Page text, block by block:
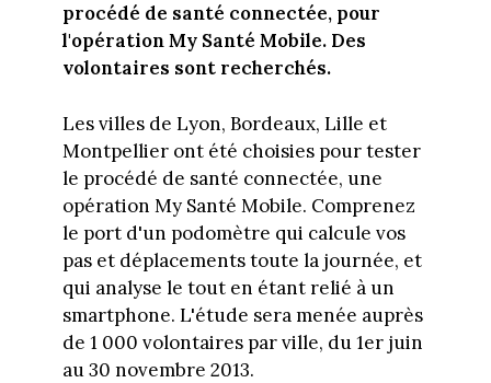
procédé de santé connectée, pour
l'opération My Santé Mobile. Des
volontaires sont recherchés.
Les villes de Lyon, Bordeaux, Lille et
Montpellier ont été choisies pour tester
le procédé de santé connectée, une
opération My Santé Mobile. Comprenez
le port d'un podomètre qui calcule vos
pas et déplacements toute la journée, et
qui analyse le tout en étant relié à un
smartphone. L'étude sera menée auprès
de 1 000 volontaires par ville, du 1er juin
au 30 novembre 2013.